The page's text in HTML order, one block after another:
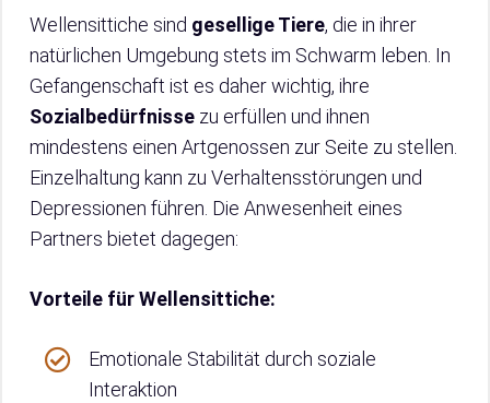
Wellensittiche sind gesellige Tiere, die in ihrer
natürlichen Umgebung stets im Schwarm leben. In
Gefangenschaft ist es daher wichtig, ihre
Sozialbedürfnisse zu erfüllen und ihnen
mindestens einen Artgenossen zur Seite zu stellen.
Einzelhaltung kann zu Verhaltensstörungen und
Depressionen führen. Die Anwesenheit eines
Partners bietet dagegen:
Vorteile für Wellensittiche:
Emotionale Stabilität durch soziale
Interaktion